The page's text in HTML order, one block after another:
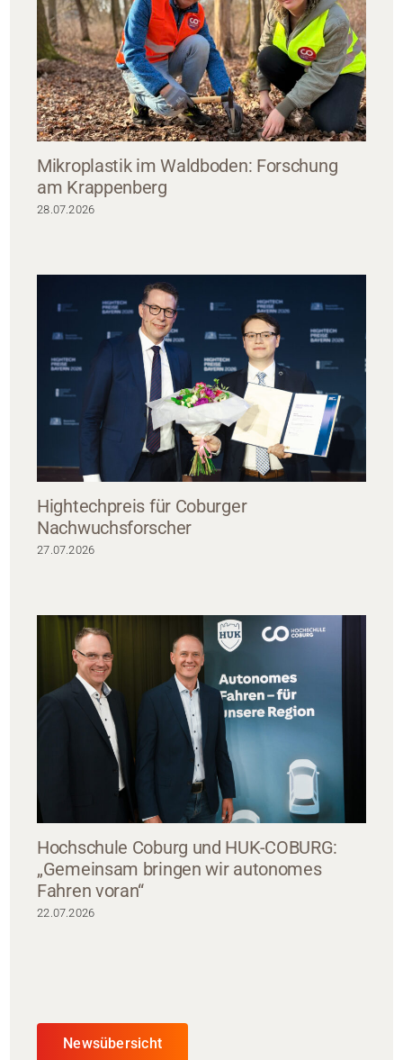
Mikroplastik im Waldboden: Forschung
am Krappenberg
28.07.2026
Hightechpreis für Coburger
Nachwuchsforscher
27.07.2026
Hochschule Coburg und HUK-COBURG:
„Gemeinsam bringen wir autonomes
Fahren voran“
22.07.2026
Newsübersicht